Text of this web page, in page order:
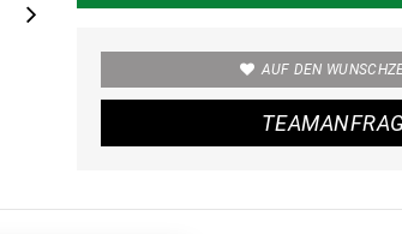
AUF DEN